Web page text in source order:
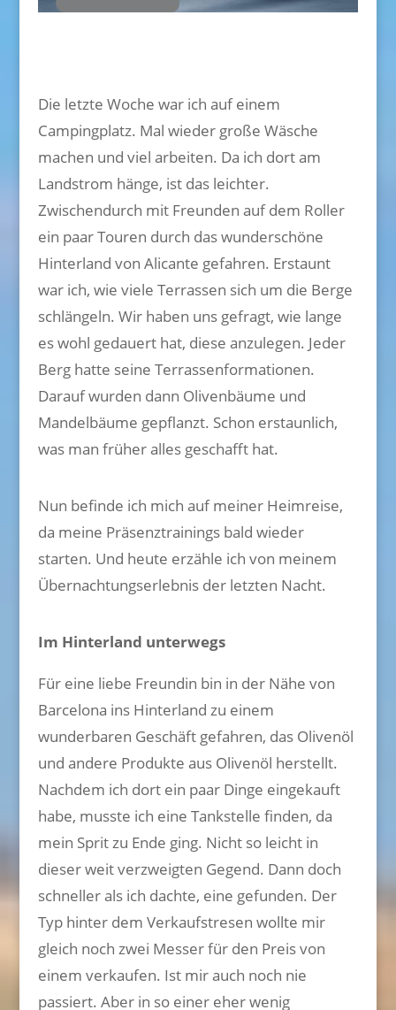
Die letzte Woche war ich auf einem
Campingplatz. Mal wieder große Wäsche
machen und viel arbeiten. Da ich dort am
Landstrom hänge, ist das leichter.
Zwischendurch mit Freunden auf dem Roller
ein paar Touren durch das wunderschöne
Hinterland von Alicante gefahren. Erstaunt
war ich, wie viele Terrassen sich um die Berge
schlängeln. Wir haben uns gefragt, wie lange
es wohl gedauert hat, diese anzulegen. Jeder
Berg hatte seine Terrassenformationen.
Darauf wurden dann Olivenbäume und
Mandelbäume gepflanzt. Schon erstaunlich,
was man früher alles geschafft hat.
Nun befinde ich mich auf meiner Heimreise,
da meine Präsenztrainings bald wieder
starten. Und heute erzähle ich von meinem
Übernachtungserlebnis der letzten Nacht.
Im Hinterland unterwegs
Für eine liebe Freundin bin in der Nähe von
Barcelona ins Hinterland zu einem
wunderbaren Geschäft gefahren, das Olivenöl
und andere Produkte aus Olivenöl herstellt.
Nachdem ich dort ein paar Dinge eingekauft
habe, musste ich eine Tankstelle finden, da
mein Sprit zu Ende ging. Nicht so leicht in
dieser weit verzweigten Gegend. Dann doch
schneller als ich dachte, eine gefunden. Der
Typ hinter dem Verkaufstresen wollte mir
gleich noch zwei Messer für den Preis von
einem verkaufen. Ist mir auch noch nie
passiert. Aber in so einer eher wenig